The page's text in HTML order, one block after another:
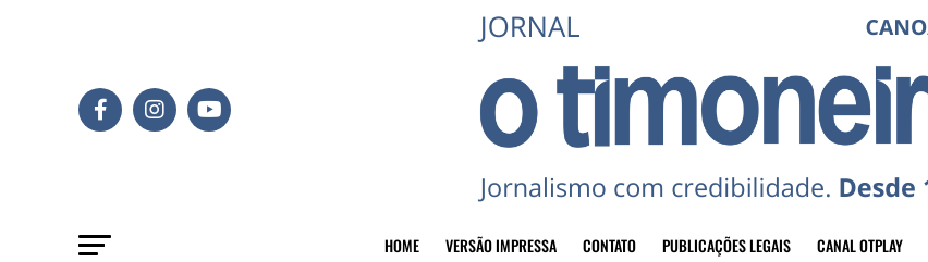
HOME VERSÃO IMPRESSA CONTATO PUBLICAÇÕES LEGAIS CANAL OTPLAY